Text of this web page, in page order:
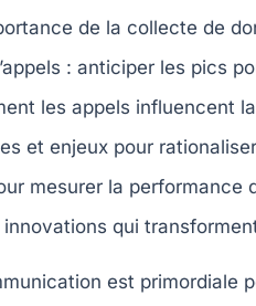
de la collecte de
: anticiper les pics
les appels influencent
et enjeux pour
mesurer la performance
innovations qui
est primordiale